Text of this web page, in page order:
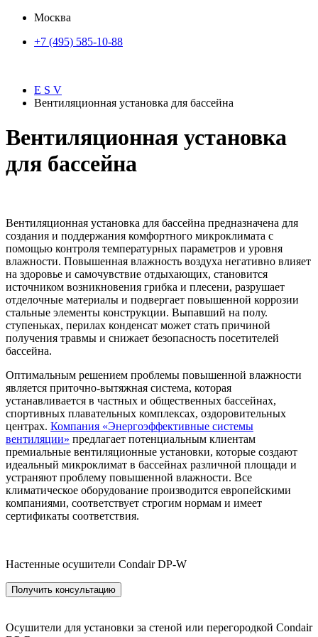
Москва
+7 (495) 585-10-88
E S V
Вентиляционная установка для бассейна
Вентиляционная установка
для бассейна
Вентиляционная установка для бассейна предназначена для
создания и поддержания комфортного микроклимата с
помощью контроля температурных параметров и уровня
влажности. Повышенная влажность воздуха негативно влияет
на здоровье и самочувствие отдыхающих, становится
источником возникновения грибка и плесени, разрушает
отделочные материалы и подвергает повышенной коррозии
стальные элементы конструкции. Выпавший на полу.
ступеньках, перилах конденсат может стать причиной
получения травмы и снижает безопасность посетителей
бассейна.
Оптимальным решением проблемы повышенной влажности
является приточно-вытяжная система, которая
устанавливается в частных и общественных бассейнах,
спортивных плавательных комплексах, оздоровительных
центрах. Компания «Энергоэффективные системы
вентиляции» предлагает потенциальным клиентам
премиальные вентиляционные установки, которые создают
идеальный микроклимат в бассейнах различной площади и
устраняют проблему повышенной влажности. Все
климатическое оборудование производится европейскими
компаниями, соответствует строгим нормам и имеет
сертификаты соответствия.
Настенные осушители Condair DP-W
Получить консультацию
Осушители для установки за стеной или перегородкой Condair